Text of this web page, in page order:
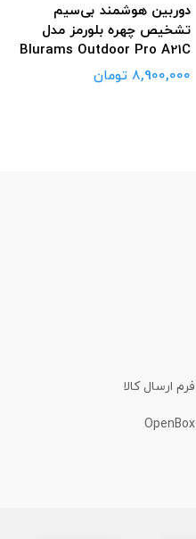
دوربین هوشمند بی‌‌سیم
تشخیص چهره بلورمز مدل
Blurams Outdoor Pro A21C
8,900,000 تومان
فرم ارسال کالا
OpenBox